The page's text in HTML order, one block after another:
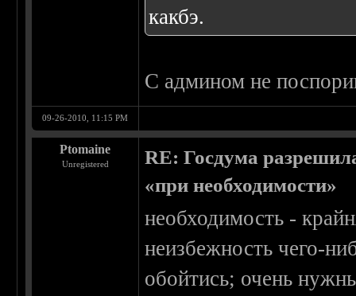
какбэ.
С админом не
09-26-2010, 11:15 PM
Ptomaine
Unregistered
RE: Госдума
«при необходимости»
необходимость -
неизбежность чего-
обойтись; очень